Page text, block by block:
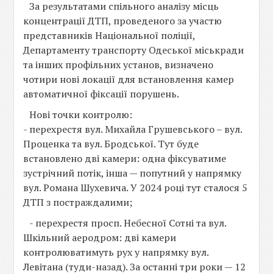
За результатами спільного аналізу місць
концентрації ДТП, проведеного за участю
представників Національної поліції,
Департаменту транспорту Одеської міськради
та інших профільних установ, визначено
чотири нові локації для встановлення камер
автоматичної фіксації порушень.
Нові точки контролю:
- перехрестя вул. Михайла Грушевського – вул.
Проценка та вул. Бродської. Тут буде
встановлено дві камери: одна фіксуватиме
зустрічний потік, інша — попутний у напрямку
вул. Романа Шухевича. У 2024 році тут сталося 5
ДТП з постраждалими;
- перехрестя просп. Небесної Сотні та вул.
Шкільний аеродром: дві камери
контролюватимуть рух у напрямку вул.
Левітана (туди-назад). За останні три роки — 12